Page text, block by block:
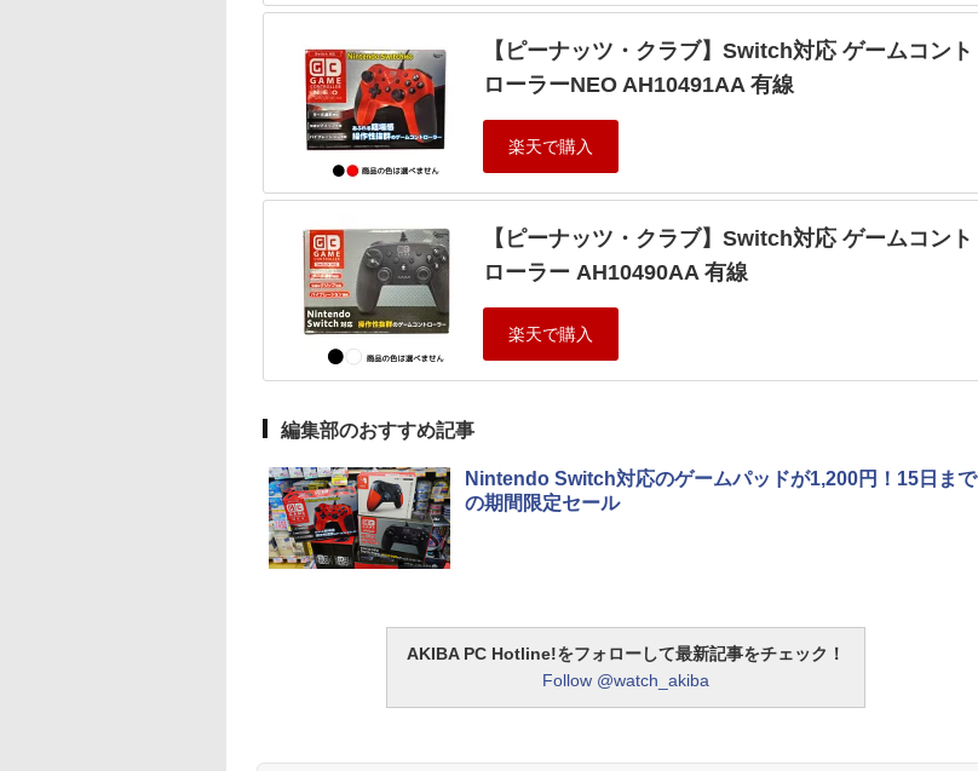
【ピーナッツ・クラブ】Switch対応 ゲームコント
ローラーNEO AH10491AA 有線
【ピーナッツ・クラブ】Switch対応 ゲームコント
ローラー AH10490AA 有線
編集部のおすすめ記事
Nintendo Switch対応のゲームパッドが1,200円！15日まで
の期間限定セール
AKIBA PC Hotline!をフォローして最新記事をチェック！
Follow @watch_akiba